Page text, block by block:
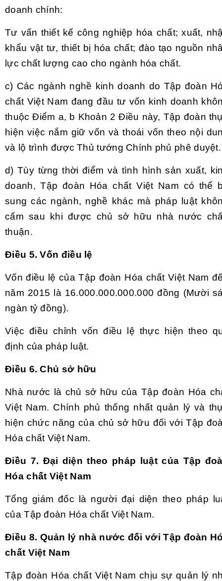
doanh chính:
Tư vấn thiết kế công nghiệp hóa chất; xuất,
khẩu vật tư, thiết bị hóa chất; đào tạo nguồn
lực chất lượng cao cho ngành hóa chất.
c) Các ngành nghề kinh doanh do Tập đoàn
chất Việt Nam đang đầu tư vốn kinh doanh
thuộc Điểm a, b Khoản 2 Điều này, Tập đoàn
hiện việc nắm giữ vốn và thoái vốn theo nội
và lộ trình được Thủ tướng Chính phủ phê duyệt.
d)Tùy từng thời điểm và tình hình sản xuất,
doanh, Tập đoàn Hóa chất Việt Nam có thể
sung các ngành, nghề khác mà pháp luật
cấm sau khi được chủ sở hữu nhà nước
thuận.
Điều 5. Vốn điều lệ
Vốn điều lệ của Tập đoàn Hóa chất Việt Nam
năm 2015 là 16.000.000.000.000 đồng (Mười
ngàn tỷ đồng).
Việc điều chỉnh vốn điều lệ thực hiện theo
định của pháp luật.
Điều 6. Chủ sở hữu
Nhà nước là chủ sở hữu của Tập đoàn Hóa
Việt Nam. Chính phủ thống nhất quản lý và
hiện chức năng của chủ sở hữu đối với Tập
Hóa chất Việt Nam.
Điều 7. Đại diện theo pháp luật của Tập
Hóa chất Việt Nam
Tổng giám đốc là người đại diện theo pháp
của Tập đoàn Hóa chất Việt Nam.
Điều 8. Quản lý nhà nước đối với Tập đoàn
chất Việt Nam
Tập đoàn Hóa chất Việt Nam chịu sự quản lý